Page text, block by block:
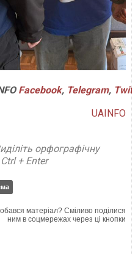
Facebook, Telegram,
UAINFO
орфографічну
+ Enter
матеріал? Сміливо поділися
ним в соцмережах через ці кнопки